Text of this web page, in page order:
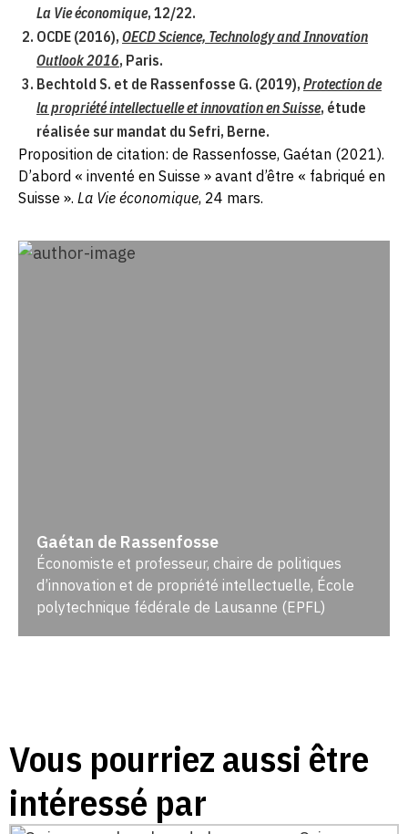
La Vie économique, 12/22.
OCDE (2016), OECD Science, Technology and Innovation
Outlook 2016, Paris.
Bechtold S. et de Rassenfosse G. (2019), Protection de
la propriété intellectuelle et innovation en Suisse, étude
réalisée sur mandat du Sefri, Berne.
Proposition de citation: de Rassenfosse, Gaétan (2021).
D’abord « inventé en Suisse » avant d’être « fabriqué en
Suisse ». La Vie économique, 24 mars.
Gaétan de Rassenfosse
Économiste et professeur, chaire de politiques
d’innovation et de propriété intellectuelle, École
polytechnique fédérale de Lausanne (EPFL)
Vous pourriez aussi être
intéressé par